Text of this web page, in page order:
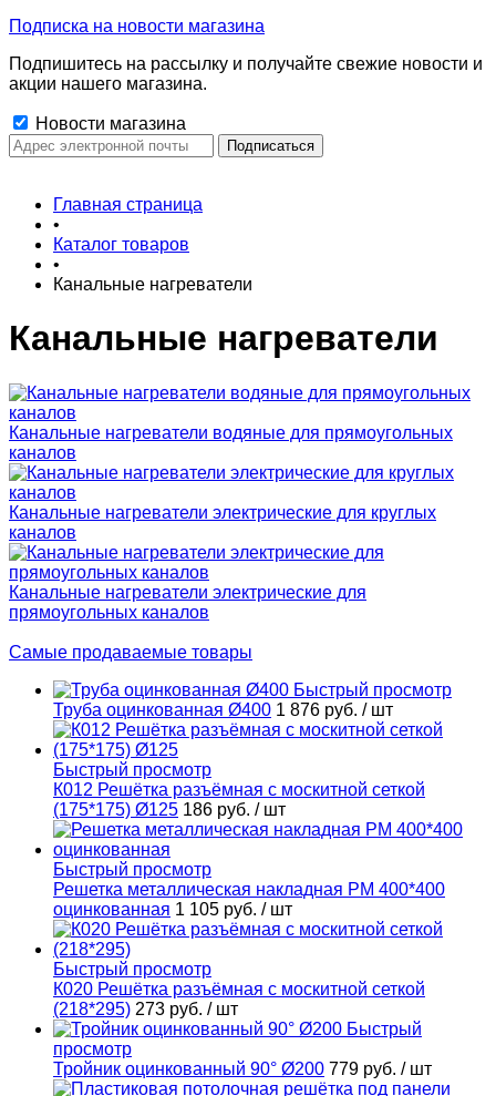
Подписка на новости магазина
Подпишитесь на рассылку и получайте свежие новости и
акции нашего магазина.
Новости магазина
Главная страница
•
Каталог товаров
•
Канальные нагреватели
Канальные нагреватели
Канальные нагреватели водяные для прямоугольных
каналов
Канальные нагреватели электрические для круглых
каналов
Канальные нагреватели электрические для
прямоугольных каналов
Самые продаваемые товары
Быстрый просмотр
Труба оцинкованная Ø400 1 876 руб. / шт
Быстрый просмотр
К012 Решётка разъёмная с москитной сеткой
(175*175) Ø125 186 руб. / шт
Быстрый просмотр
Решетка металлическая накладная РМ 400*400
оцинкованная 1 105 руб. / шт
Быстрый просмотр
К020 Решётка разъёмная с москитной сеткой
(218*295) 273 руб. / шт
Быстрый
просмотр
Тройник оцинкованный 90° Ø200 779 руб. / шт